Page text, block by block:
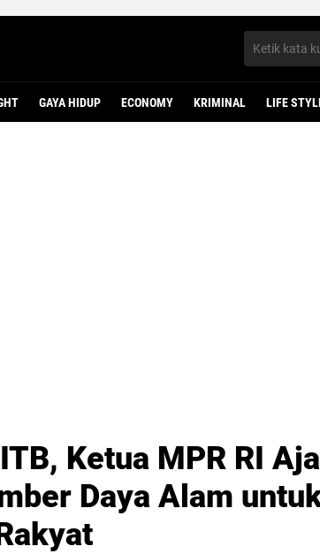
GAYA HIDUP ECONOMY KRIMINAL LIFE
Ketua MPR RI
Daya Alam